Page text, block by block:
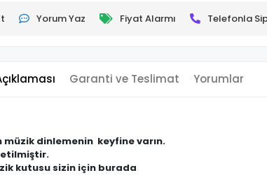
Yorum Yaz Fiyat Alarmı Telefonla
Garanti ve Teslimat Yorumlar
dinlemenin keyfine varın.
kutusu sizin için burada